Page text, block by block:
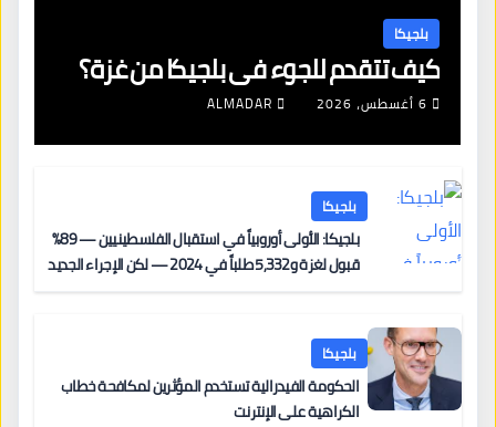
بلجيكا
كيف تتقدم للجوء في بلجيكا من غزة؟
6 أغسطس، 2026 ALMADAR
بلجيكا
بلجيكا: الأولى أوروبياً في استقبال الفلسطينيين — 89%
قبول لغزة و5,332 طلباً في 2024 — لكن الإجراء الجديد
بلجيكا
الحكومة الفيدرالية تستخدم المؤثرين لمكافحة خطاب
الكراهية على الإنترنت